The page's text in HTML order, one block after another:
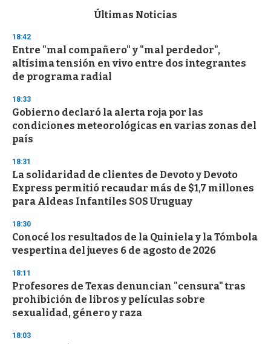
d
s
o
f
3
s
e
c
o
n
d
Últimas Noticias
18:42
Entre "mal compañero" y "mal perdedor",
altísima tensión en vivo entre dos integrantes
de programa radial
18:33
Gobierno declaró la alerta roja por las
condiciones meteorológicas en varias zonas del
país
18:31
La solidaridad de clientes de Devoto y Devoto
Express permitió recaudar más de $1,7 millones
para Aldeas Infantiles SOS Uruguay
18:30
Conocé los resultados de la Quiniela y la Tómbola
vespertina del jueves 6 de agosto de 2026
18:11
Profesores de Texas denuncian "censura" tras
prohibición de libros y películas sobre
sexualidad, género y raza
18:03